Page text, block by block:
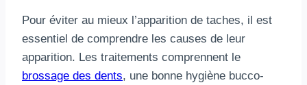
Pour éviter au mieux l’apparition de taches, il est
essentiel de comprendre les causes de leur
apparition. Les traitements comprennent le
brossage des dents, une bonne hygiène bucco-